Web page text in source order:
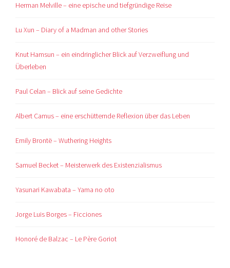
Herman Melville – eine epische und tiefgründige Reise
Lu Xun – Diary of a Madman and other Stories
Knut Hamsun – ein eindringlicher Blick auf Verzweiflung und
Überleben
Paul Celan – Blick auf seine Gedichte
Albert Camus – eine erschütternde Reflexion über das Leben
Emily Brontë – Wuthering Heights
Samuel Becket – Meisterwerk des Existenzialismus
Yasunari Kawabata – Yama no oto
Jorge Luis Borges – Ficciones
Honoré de Balzac – Le Père Goriot